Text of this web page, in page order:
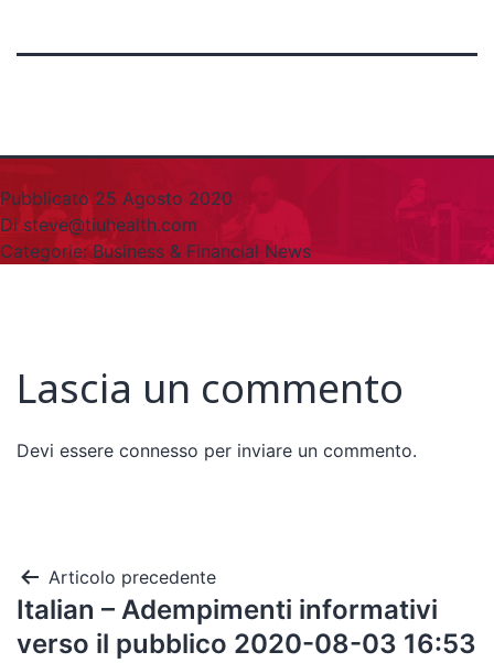
Pubblicato 25 Agosto 2020
Di steve@tiuhealth.com
Categorie:Business & Financial News
Lascia un commento
Devi essere connesso per inviare un commento.
Articolo precedente
Italian – Adempimenti informativi
verso il pubblico 2020-08-03 16:53